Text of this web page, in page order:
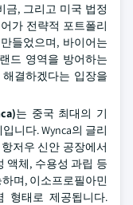
금, 그리고 미국 법정
가 전략적 포트폴리
들었으며, 바이어는
드 영역을 방어하는
결하겠다는 입장을
는 중국 최대의 기
니다. Wynca의 글리
항저우 신안 공장에서
액체, 수용성 과립 등
며, 이소프로필아민
태로 제공됩니다.